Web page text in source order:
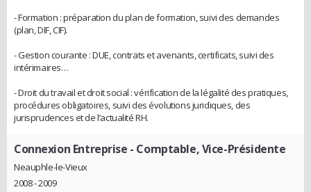
- Formation : préparation du plan de formation, suivi des demandes
(plan, DIF, CIF).
- Gestion courante : DUE, contrats et avenants, certificats, suivi des
intérimaires…
- Droit du travail et droit social : vérification de la légalité des pratiques,
procédures obligatoires, suivi des évolutions juridiques, des
jurisprudences et de l’actualité RH.
Connexion Entreprise - Comptable, Vice-Présidente
Neauphle-le-Vieux
2008 - 2009